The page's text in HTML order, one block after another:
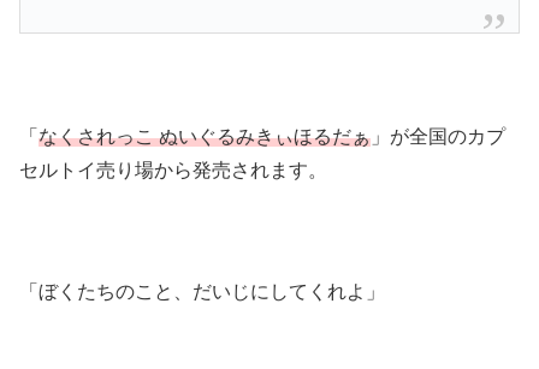
「 なくされっこ ぬいぐるみきぃほるだぁ 」が全国のカプ
セルトイ売り場から発売されます。
「ぼくたちのこと、だいじにしてくれよ」